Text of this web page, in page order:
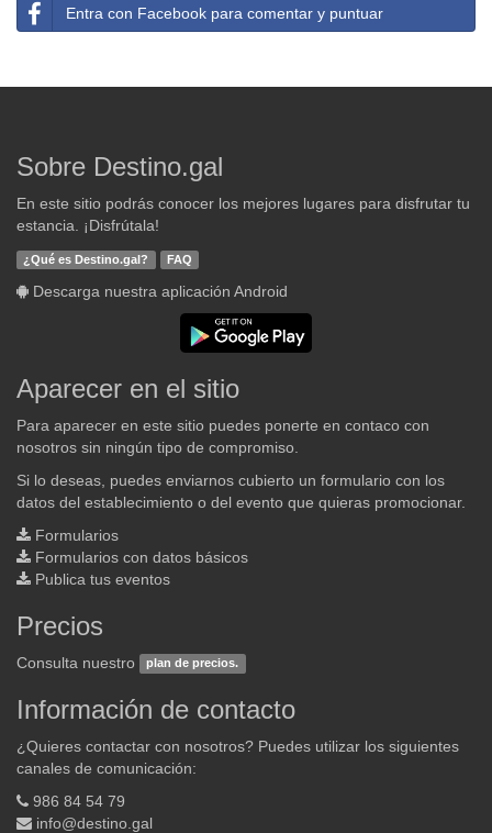
Entra con Facebook para comentar y puntuar
Sobre Destino.gal
En este sitio podrás conocer los mejores lugares para disfrutar tu
estancia. ¡Disfrútala!
¿Qué es Destino.gal? FAQ
Descarga nuestra aplicación Android
Aparecer en el sitio
Para aparecer en este sitio puedes ponerte en contaco con
nosotros sin ningún tipo de compromiso.
Si lo deseas, puedes enviarnos cubierto un formulario con los
datos del establecimiento o del evento que quieras promocionar.
Formularios
Formularios con datos básicos
Publica tus eventos
Precios
Consulta nuestro plan de precios.
Información de contacto
¿Quieres contactar con nosotros? Puedes utilizar los siguientes
canales de comunicación:
986 84 54 79
info@destino.gal